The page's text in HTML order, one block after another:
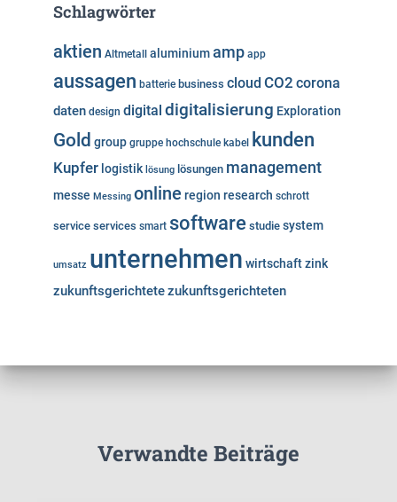
Schlagwörter
aktien Altmetall aluminiumamp app
aussagen batterie business cloud CO2 corona
daten design digital digitalisierung Exploration
Gold group gruppe hochschule kabel kunden
Kupfer logistik lösung lösungen management
messe Messing online region research schrott
service services smart software studie system
umsatz unternehmen wirtschaftzink
zukunftsgerichtetezukunftsgerichteten
Verwandte Beiträge